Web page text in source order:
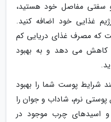
سفتی مفاصل خود هستید،
غذایی خود اضافه کنید.
که مصرف غذای دریایی کم
می دهد و به بهبود
شرایط پوست شما را بهبود
نرم، شاداب و جوان را
ندارد؟ امگا 3 و اسیدهای چرب موجود در